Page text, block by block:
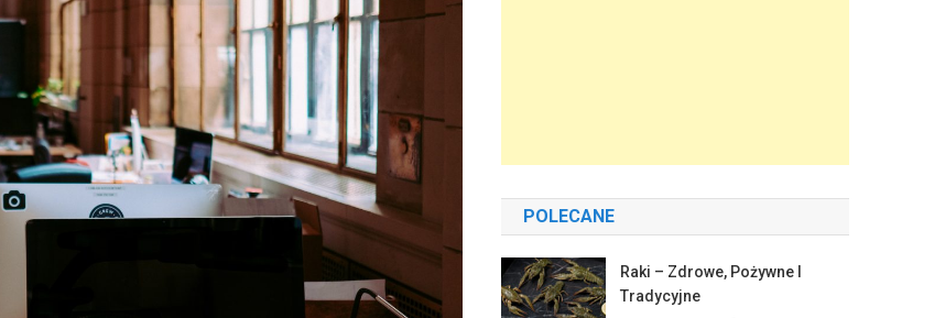
POLECANE
Raki – Zdrowe, Pożywne I
Tradycyjne